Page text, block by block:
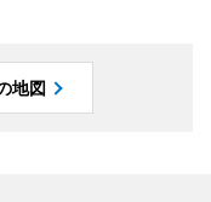
地図